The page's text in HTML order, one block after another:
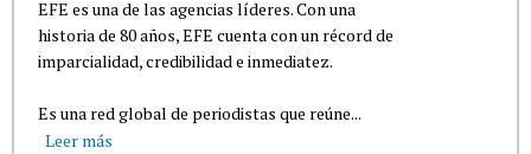
EFE es una de las agencias líderes. Con una
historia de 80 años, EFE cuenta con un récord de
imparcialidad, credibilidad e inmediatez.
Es una red global de periodistas que reúne...
Leer más